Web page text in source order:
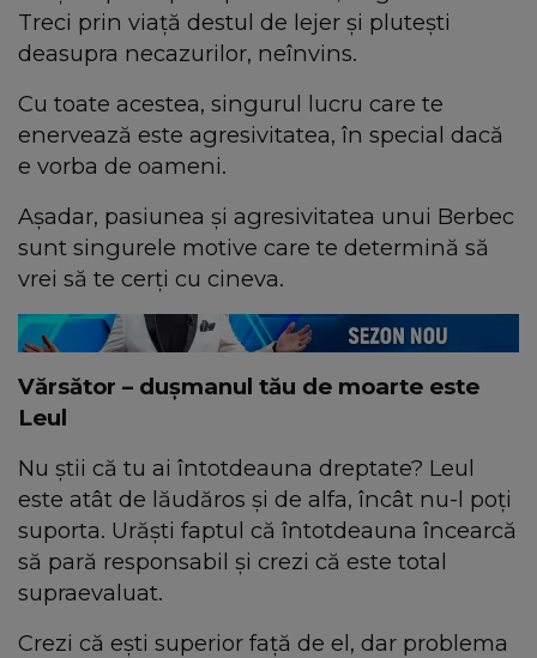
Treci prin viaţă destul de lejer şi pluteşti
deasupra necazurilor, neînvins.
Cu toate acestea, singurul lucru care te
enervează este agresivitatea, în special dacă
e vorba de oameni.
Aşadar, pasiunea şi agresivitatea unui Berbec
sunt singurele motive care te determină să
vrei să te cerţi cu cineva.
Vărsător – duşmanul tău de moarte este
Leul
Nu ştii că tu ai întotdeauna dreptate? Leul
este atât de lăudăros şi de alfa, încât nu-l poţi
suporta. Urăşti faptul că întotdeauna încearcă
să pară responsabil şi crezi că este total
supraevaluat.
Crezi că eşti superior faţă de el, dar problema